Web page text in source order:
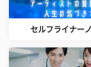
セルフライナー